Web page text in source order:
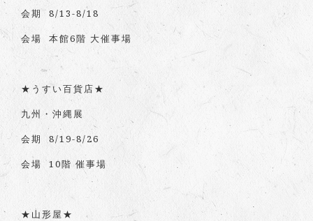
会期 8/13-8/18
会場 本館6階 大催事場
★うすい百貨店★
九州・沖縄展
会期 8/19-8/26
会場 10階 催事場
★山形屋★